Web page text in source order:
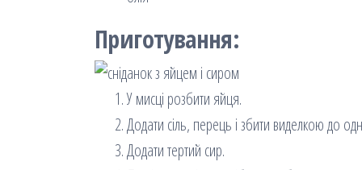
Приготування:
У мисці розбити яйця.
Додати сіль, перець і збити виделкою до
Додати тертий сир.